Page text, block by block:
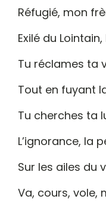
Réfugié, mon
Exilé du
Tu réclames ta
Tout en fuyant
Tu cherches ta
L’ignorance, la
Sur les ailes du
Va, cours, vole,